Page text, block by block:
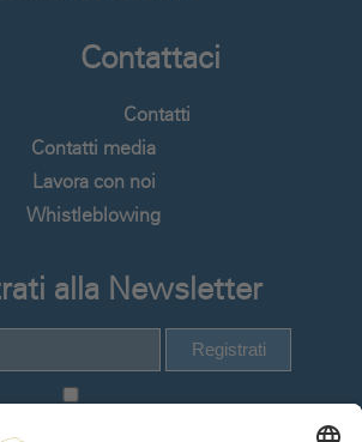
Contattaci
Contatti
Contatti media
Lavora con noi
Whistleblowing
alla Newsletter
Registrati